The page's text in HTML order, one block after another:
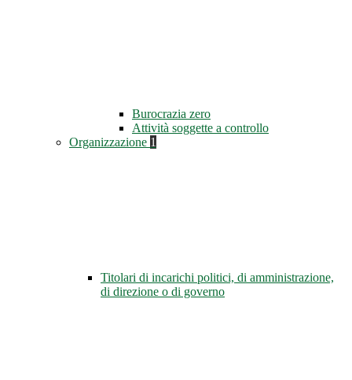
Burocrazia zero
Attività soggette a controllo
Organizzazione 1
Titolari di incarichi politici, di amministrazione,
di direzione o di governo